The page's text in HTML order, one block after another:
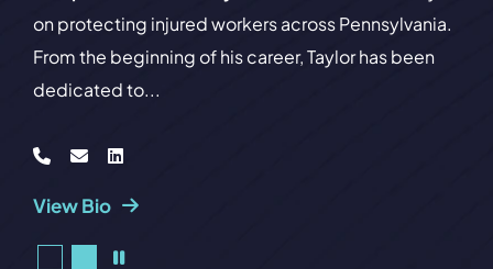
PAUSE
decades representing injured workers across
Pennsylvania. Known for his litigation experience
and...
View Bio